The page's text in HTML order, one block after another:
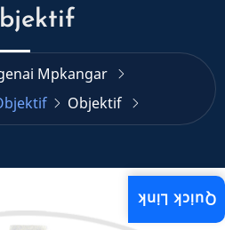
Mpkangar
Objektif
Quick Link